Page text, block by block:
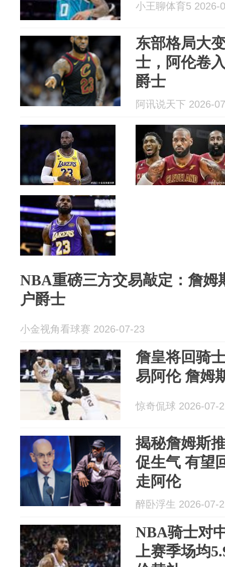
小王聊体育5 2026-
东部格局大
士，阿伦卷
爵士
阿讯说天下 2026-
NBA重磅三方交易敲定：詹姆
户爵士
小金视角看球赛 2026-07-23
詹皇将回骑
易阿伦 詹姆
惊奇侃球 2026-07-
揭秘詹姆斯
促生气 有望
走阿伦
醉卧浮生 2026-07-
NBA骑士对
上赛季场均